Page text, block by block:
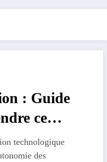
: Guide
ce
technologique
des